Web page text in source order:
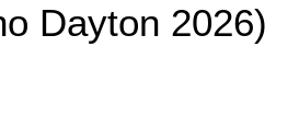
Dayton 2026)